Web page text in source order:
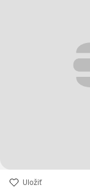
Uložiť